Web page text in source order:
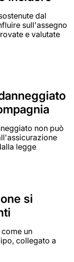
dal
sull'assegno
e valutate
non può
legge
si
un
collegato a